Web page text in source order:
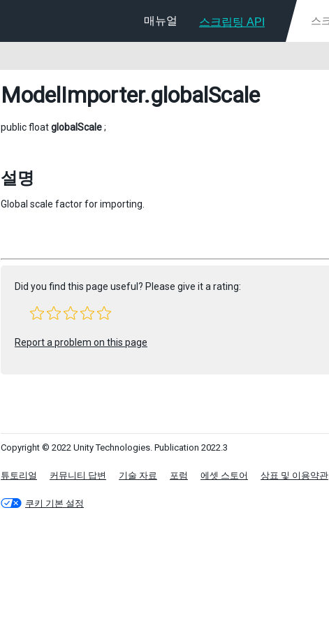
매뉴얼 스크립팅 API
ModelImporter.globalScale
public floatglobalScale;
설명
Global scale factor for importing.
Did you find this page useful? Please give it a rating:
Report a problem on this page
Copyright © 2022 Unity Technologies. Publication 2022.3
튜토리얼 커뮤니티 답변 기술 자료 포럼 에셋 스토어 상표 및 이용약관
쿠키 기본 설정